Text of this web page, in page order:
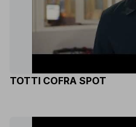
TOTTI COFRA SPOT